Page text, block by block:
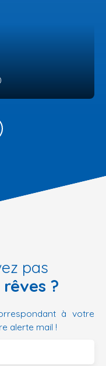
pas
?
à votre
alerte mail !